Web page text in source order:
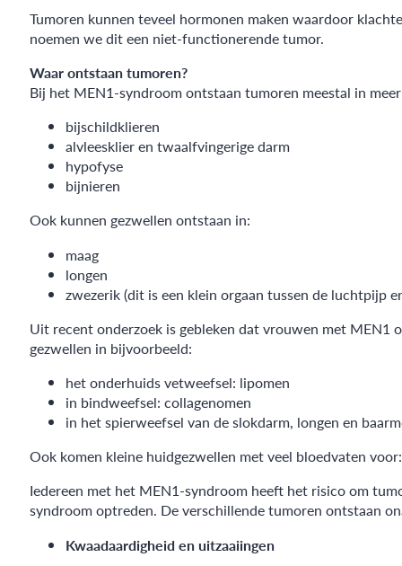
Tumoren kunnen teveel hormonen maken waardoor
noemen we dit een niet-functionerende tumor.
Waar ontstaan tumoren?
Bij het MEN1-syndroom ontstaan tumoren meestal in
bijschildklieren
alvleesklier en twaalfvingerige darm
hypofyse
bijnieren
Ook kunnen gezwellen ontstaan in:
maag
longen
zwezerik (dit is een klein orgaan tussen de luchtpijp
Uit recent onderzoek is gebleken dat vrouwen met MEN1
gezwellen in bijvoorbeeld:
het onderhuids vetweefsel: lipomen
in bindweefsel: collagenomen
in het spierweefsel van de slokdarm, longen en
Ook komen kleine huidgezwellen met veel bloedvaten
Iedereen met het MEN1-syndroom heeft het risico om
syndroom optreden. De verschillende tumoren ontstaan
Kwaadaardigheid en uitzaaiingen